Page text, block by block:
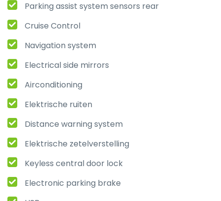
Parking assist system sensors rear
Cruise Control
Navigation system
Electrical side mirrors
Airconditioning
Elektrische ruiten
Distance warning system
Elektrische zetelverstelling
Keyless central door lock
Electronic parking brake